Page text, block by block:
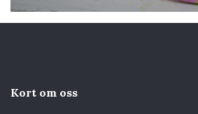
Kort om oss